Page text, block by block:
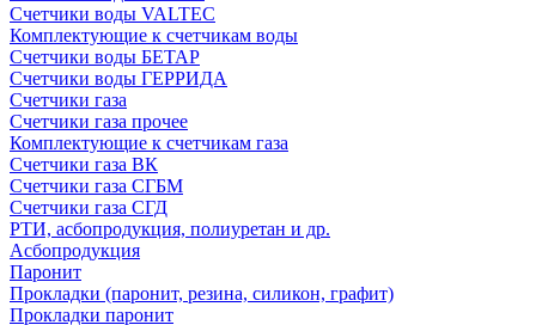
Счетчики воды VALTEC
Комплектующие к счетчикам воды
Счетчики воды БЕТАР
Счетчики воды ГЕРРИДА
Счетчики газа
Счетчики газа прочее
Комплектующие к счетчикам газа
Счетчики газа ВК
Счетчики газа СГБМ
Счетчики газа СГД
РТИ, асбопродукция, полиуретан и др.
Асбопродукция
Паронит
Прокладки (паронит, резина, силикон, графит)
Прокладки паронит